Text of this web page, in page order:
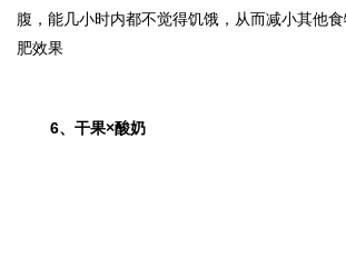
腹，能几小时内都不觉得饥饿，从而减小其他
肥效果
6、 干果×酸奶